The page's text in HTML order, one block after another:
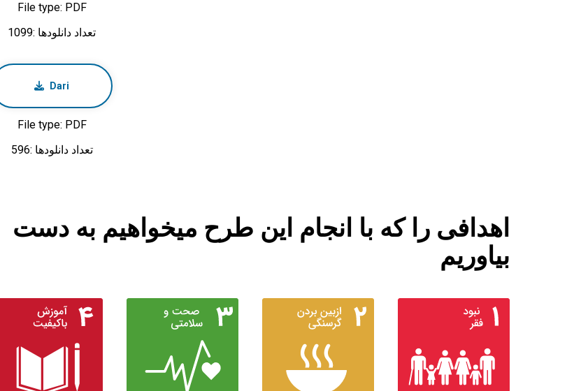
File type: PDF
تعداد دانلودها :1099
Dari
File type: PDF
تعداد دانلودها :596
اهدافی را که با انجام این طرح میخواهیم به دست
بیاوریم